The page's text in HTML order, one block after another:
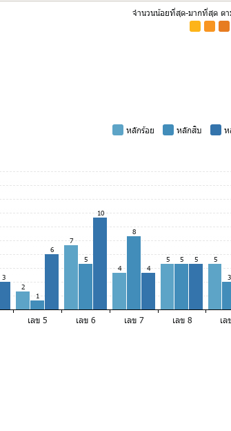
จำนวนน้อยที่สุด-มากที่สุด ต
หลักร้อย หลักสิบ
ห
3
2
1
6
7
5
10
4
8
4
5 5 5 5
3
เลข 5 เลข 6 เลข 7 เลข 8 เล